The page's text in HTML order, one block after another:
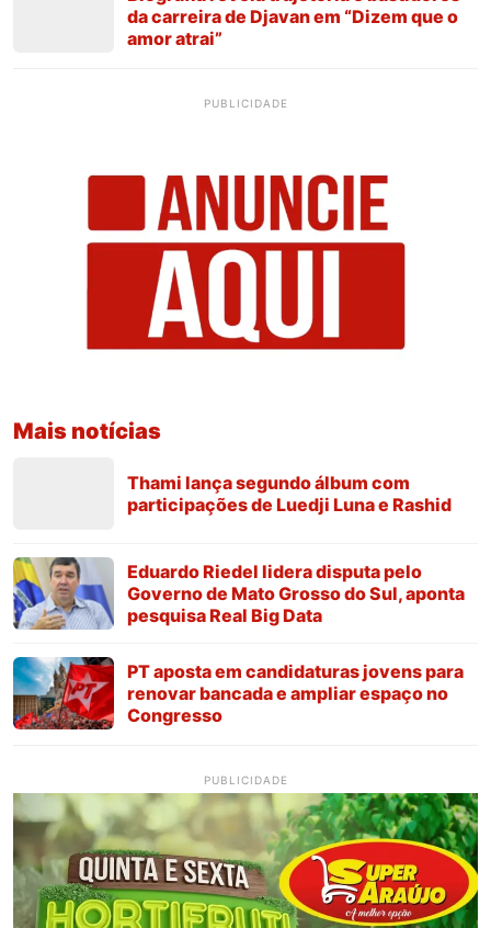
da carreira de Djavan em “Dizem que o
amor atrai”
PUBLICIDADE
Mais notícias
Thami lança segundo álbum com
participações de Luedji Luna e Rashid
Eduardo Riedel lidera disputa pelo
Governo de Mato Grosso do Sul, aponta
pesquisa Real Big Data
PT aposta em candidaturas jovens para
renovar bancada e ampliar espaço no
Congresso
PUBLICIDADE